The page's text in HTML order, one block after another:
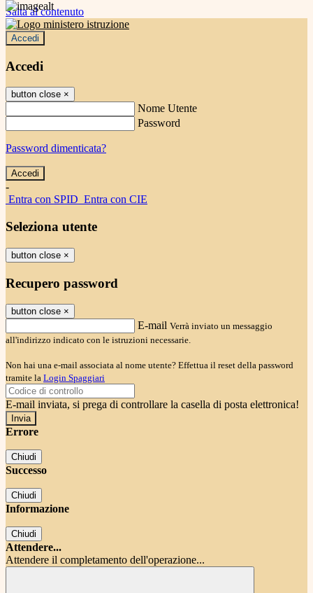
Salta al contenuto
Accedi
Accedi
button close ×
Nome Utente
Password
Password dimenticata?
-
Entra con SPID Entra con CIE
Seleziona utente
button close ×
Recupero password
button close ×
E-mail Verrà inviato un messaggio
all'indirizzo indicato con le istruzioni necessarie.
Non hai una e-mail associata al nome utente? Effettua il reset della password
tramite la Login Spaggiari
E-mail inviata, si prega di controllare la casella di posta elettronica!
Errore
Chiudi
Successo
Chiudi
Informazione
Chiudi
Attendere...
Attendere il completamento dell'operazione...